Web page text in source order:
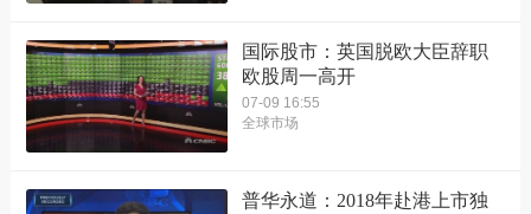
国际股市：英国脱欧大臣辞职
欧股周一高开
07-09 16:55
全球市场
普华永道：2018年赴港上市独